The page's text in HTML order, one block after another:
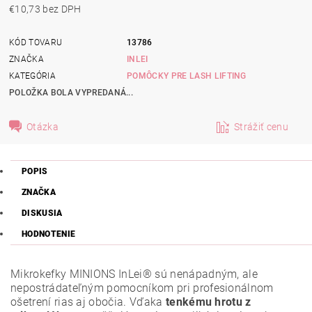
€10,73 bez DPH
KÓD TOVARU
13786
ZNAČKA
INLEI
KATEGÓRIA
POMÔCKY PRE LASH LIFTING
POLOŽKA BOLA VYPREDANÁ...
Otázka Strážiť cenu
POPIS
ZNAČKA
DISKUSIA
HODNOTENIE
Mikrokefky MINIONS InLei® sú nenápadným, ale
nepostrádateľným pomocníkom pri profesionálnom
ošetrení rias aj obočia. Vďaka tenkému hrotu z